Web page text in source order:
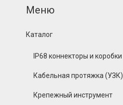
Каталог
IP68 коннекторы и коробки
Кабельная протяжка (УЗК)
Крепежный инструмент